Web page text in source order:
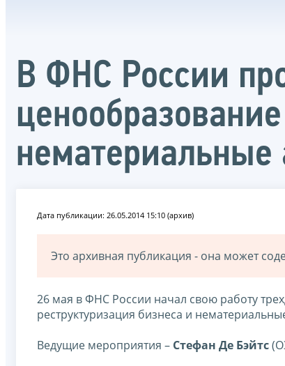
В ФНС России
нематериальные
Дата публикации: 26.05.2014 15:10 (архив)
Это архивная публикация - она может
26 мая в ФНС России начал свою работу
реструктуризация бизнеса и
Ведущие мероприятия – Стефан Де Бэйтс